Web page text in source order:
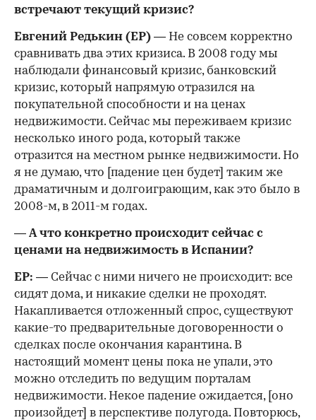
00:00 00:00
встречают текущий кризис?
Евгений Редькин (ЕР) — Не совсем корректно
сравнивать два этих кризиса. В 2008 году мы
наблюдали финансовый кризис, банковский
кризис, который напрямую отразился на
покупательной способности и на ценах
недвижимости. Сейчас мы переживаем кризис
несколько иного рода, который также
отразится на местном рынке недвижимости. Но
я не думаю, что [падение цен будет] таким же
драматичным и долгоиграющим, как это было в
2008-м, в 2011-м годах.
— А что конкретно происходит сейчас с
ценами на недвижимость в Испании?
ЕР: — Сейчас с ними ничего не происходит: все
сидят дома, и никакие сделки не проходят.
Накапливается отложенный спрос, существуют
какие-то предварительные договоренности о
сделках после окончания карантина. В
настоящий момент цены пока не упали, это
можно отследить по ведущим порталам
недвижимости. Некое падение ожидается, [оно
произойдет] в перспективе полугода. Повторюсь,